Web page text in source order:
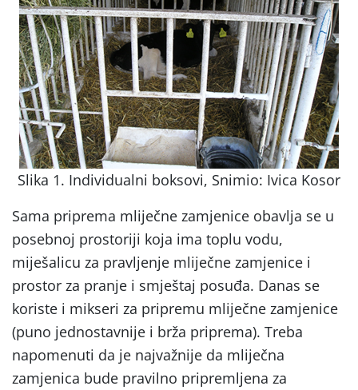
Slika 1. Individualni boksovi, Snimio: Ivica Kosor
Sama priprema mliječne zamjenice obavlja se u
posebnoj prostoriji koja ima toplu vodu,
miješalicu za pravljenje mliječne zamjenice i
prostor za pranje i smještaj posuđa. Danas se
koriste i mikseri za pripremu mliječne zamjenice
(puno jednostavnije i brža priprema). Treba
napomenuti da je najvažnije da mliječna
zamjenica bude pravilno pripremljena za